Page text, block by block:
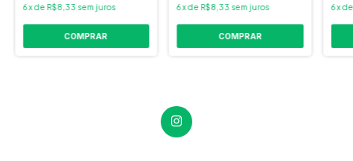
6xde R$8,33 sem juros 6xde R$8,33 sem juros 6x